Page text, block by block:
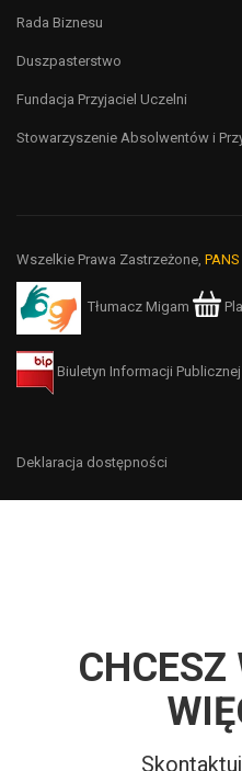
Rada Biznesu
Duszpasterstwo
Fundacja Przyjaciel Uczelni
Stowarzyszenie Absolwentów i
Wszelkie Prawa Zastrzeżone,
Tłumacz Migam
Biuletyn Informacji Publicznej
Deklaracja dostępności
CHCESZ